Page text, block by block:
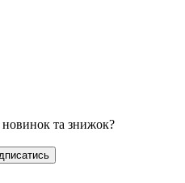
новинок та знижок?